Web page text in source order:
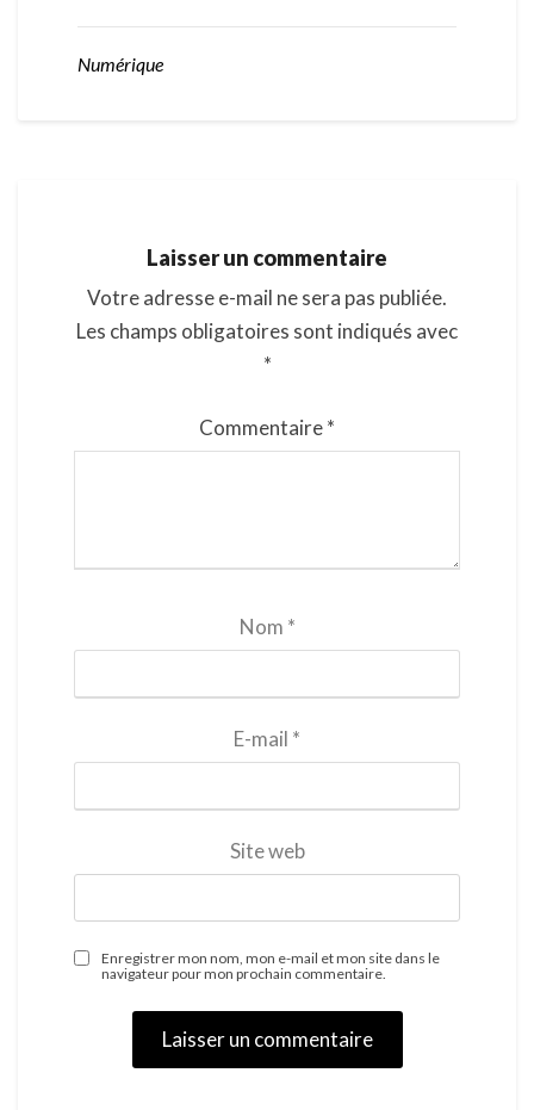
Numérique
Laisser un commentaire
Votre adresse e-mail ne sera pas publiée.
Les champs obligatoires sont indiqués avec
*
Commentaire*
Nom *
E-mail *
Site web
Enregistrer mon nom, mon e-mail et mon site dans le
navigateur pour mon prochain commentaire.